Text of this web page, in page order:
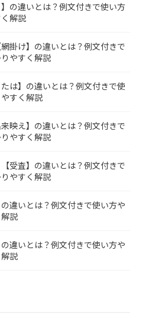
】の違いとは？例文付きで使い方
解説
網掛け】の違いとは？例文付きで
やすく解説
たは】の違いとは？例文付きで使
すく解説
来映え】の違いとは？例文付きで
やすく解説
【受査】の違いとは？例文付きで
やすく解説
の違いとは？例文付きで使い方や
説
の違いとは？例文付きで使い方や
説